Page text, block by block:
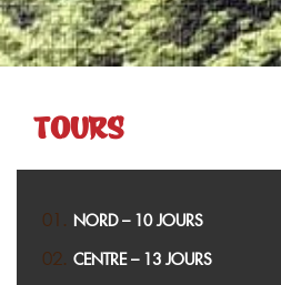
TOURS
NORD – 10 JOURS
CENTRE – 13 JOURS